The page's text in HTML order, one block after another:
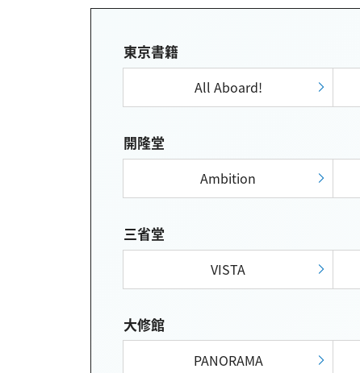
東京書籍
All Aboard!
開隆堂
Ambition
三省堂
VISTA
大修館
PANORAMA